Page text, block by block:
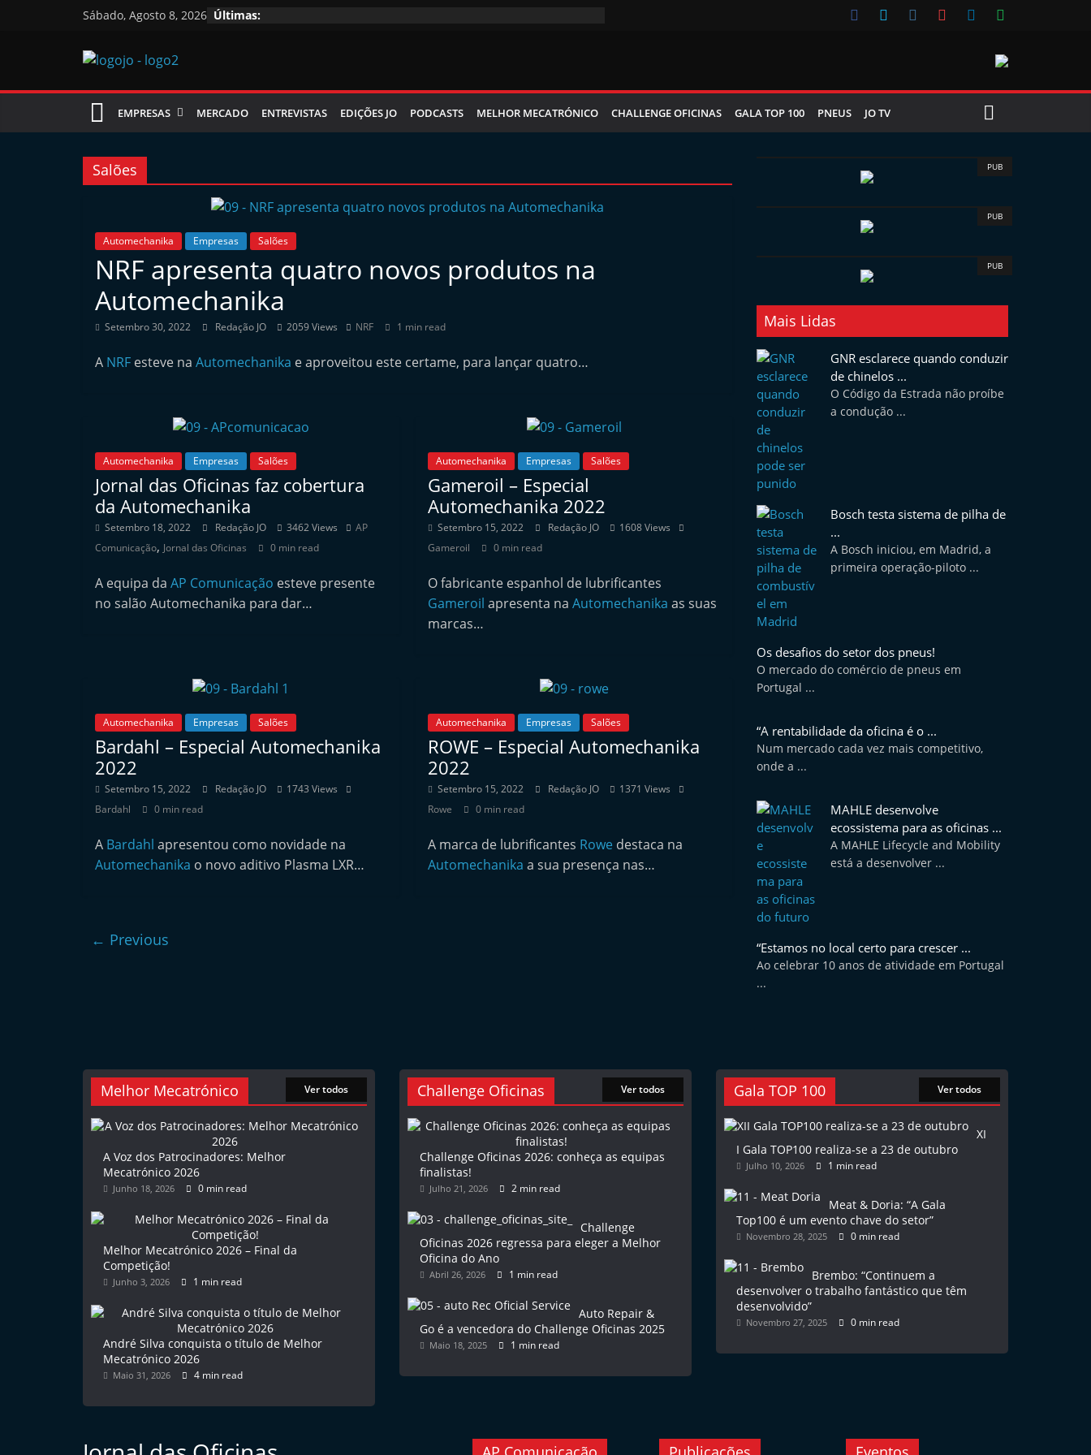
Sábado, Agosto 8, 2026 Últimas:
Jornal
das
Oficinas
EMPRESAS MERCADO ENTREVISTAS EDIÇÕES JO PODCASTS MELHOR MECATRÓNICO CHALLENGE OFICINAS GALA TOP 100 PNEUS JO TV
Salões
Automechanika Empresas Salões
NRF apresenta quatro novos produtos na
Automechanika
Setembro 30, 2022 Redação JO 2059 Views NRF 1 min read
A NRF esteve na Automechanika e aproveitou este certame, para lançar quatro…
Automechanika Empresas Salões
Jornal das Oficinas faz cobertura
da Automechanika
Setembro 18, 2022 Redação JO 3462 Views
AP
Comunicação, Jornal das Oficinas 0 min read
A equipa da AP Comunicação esteve presente
no salão Automechanika para dar…
Automechanika Empresas Salões
Gameroil – Especial
Automechanika 2022
Setembro 15, 2022 Redação JO
1608 Views
Gameroil
0 min read
O fabricante espanhol de lubrificantes
Gameroil apresenta naAutomechanika as suas
marcas…
Automechanika Empresas Salões
Bardahl – Especial Automechanika
2022
Setembro 15, 2022 Redação JO
1743 Views
Bardahl
0 min read
A Bardahl apresentou como novidade na
Automechanika o novo aditivo Plasma LXR…
Automechanika Empresas Salões
ROWE – Especial Automechanika
2022
Setembro 15, 2022 Redação JO
1371 Views
Rowe
0 min read
A marca de lubrificantes Rowe destaca na
Automechanika a sua presença nas…
← Previous
PUB
PUB
PUB
Mais Lidas
GNR esclarece quando conduzir
de chinelos ...
O Código da Estrada não proíbe
a condução ...
Bosch testa sistema de pilha de
...
A Bosch iniciou, em Madrid, a
primeira operação-piloto ...
Os desafios do setor dos pneus!
O mercado do comércio de pneus em
Portugal ...
“A rentabilidade da oficina é o ...
Num mercado cada vez mais competitivo,
onde a ...
MAHLE desenvolve
ecossistema para as oficinas ...
A MAHLE Lifecycle and Mobility
está a desenvolver ...
“Estamos no local certo para crescer ...
Ao celebrar 10 anos de atividade em Portugal
...
Melhor Mecatrónico Ver todos
A Voz dos Patrocinadores: Melhor
Mecatrónico 2026
Junho 18, 2026 0 min read
Melhor Mecatrónico 2026 – Final da
Competição!
Junho 3, 2026 1 min read
André Silva conquista o título de Melhor
Mecatrónico 2026
Maio 31, 2026 4 min read
Challenge Oficinas Ver todos
Challenge Oficinas 2026: conheça as equipas
finalistas!
Julho 21, 2026 2 min read
Challenge
Oficinas 2026 regressa para eleger a Melhor
Oficina do Ano
Abril 26, 2026 1 min read
Auto Repair &
Go é a vencedora do Challenge Oficinas 2025
Maio 18, 2025 1 min read
Gala TOP 100 Ver todos
XI
I Gala TOP100 realiza-se a 23 de outubro
Julho 10, 2026 1 min read
Meat & Doria: “A Gala
Top100 é um evento chave do setor”
Novembro 28, 2025 0 min read
Brembo: “Continuem a
desenvolver o trabalho fantástico que têm
desenvolvido”
Novembro 27, 2025 0 min read